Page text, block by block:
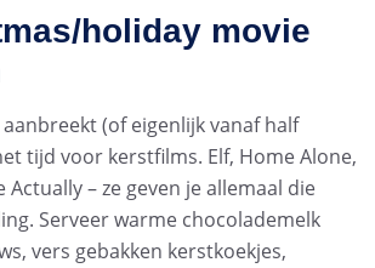
holiday movie
(of eigenlijk vanaf half
tijd voor kerstfilms. Elf, Home Alone,
Actually – ze geven je allemaal die
Serveer warme chocolademelk
vers gebakken kerstkoekjes,